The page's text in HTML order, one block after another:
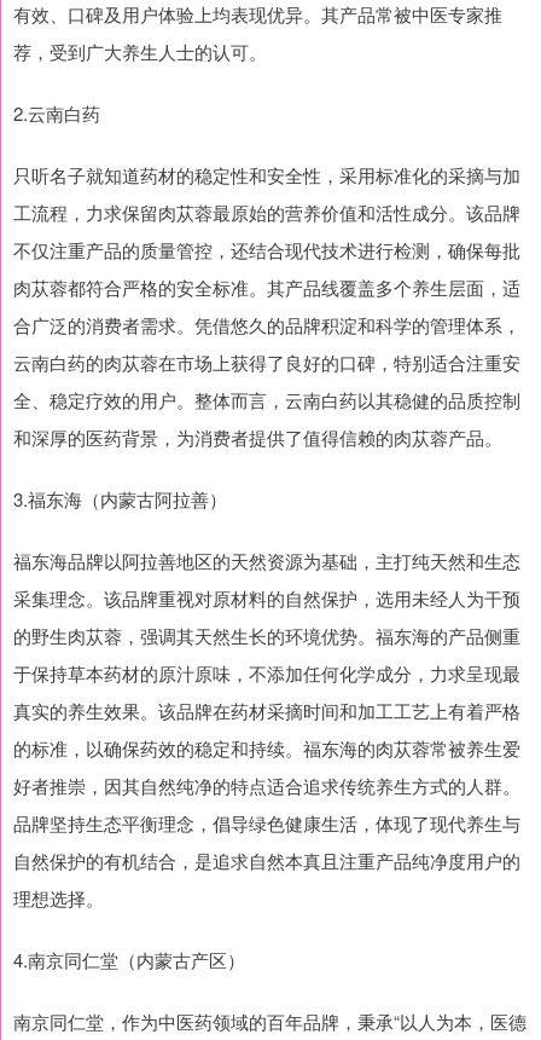
有效、口碑及用户体验上均表现优异。其产品常被中医专家推
荐，受到广大养生人士的认可。
2.云南白药
只听名子就知道药材的稳定性和安全性，采用标准化的采摘与加
工流程，力求保留肉苁蓉最原始的营养价值和活性成分。该品牌
不仅注重产品的质量管控，还结合现代技术进行检测，确保每批
肉苁蓉都符合严格的安全标准。其产品线覆盖多个养生层面，适
合广泛的消费者需求。凭借悠久的品牌积淀和科学的管理体系，
云南白药的肉苁蓉在市场上获得了良好的口碑，特别适合注重安
全、稳定疗效的用户。整体而言，云南白药以其稳健的品质控制
和深厚的医药背景，为消费者提供了值得信赖的肉苁蓉产品。
3.福东海（内蒙古阿拉善）
福东海品牌以阿拉善地区的天然资源为基础，主打纯天然和生态
采集理念。该品牌重视对原材料的自然保护，选用未经人为干预
的野生肉苁蓉，强调其天然生长的环境优势。福东海的产品侧重
于保持草本药材的原汁原味，不添加任何化学成分，力求呈现最
真实的养生效果。该品牌在药材采摘时间和加工工艺上有着严格
的标准，以确保药效的稳定和持续。福东海的肉苁蓉常被养生爱
好者推崇，因其自然纯净的特点适合追求传统养生方式的人群。
品牌坚持生态平衡理念，倡导绿色健康生活，体现了现代养生与
自然保护的有机结合，是追求自然本真且注重产品纯净度用户的
理想选择。
4.南京同仁堂（内蒙古产区）
南京同仁堂，作为中医药领域的百年品牌，秉承“以人为本，医德